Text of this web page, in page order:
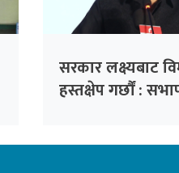
सरकार लक्ष्यबाट
हस्तक्षेप गर्छौं :